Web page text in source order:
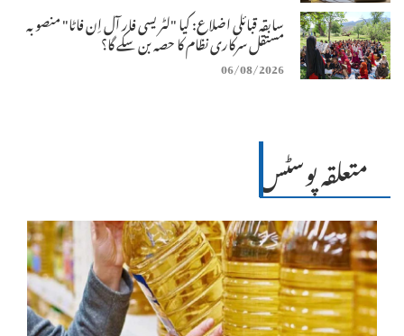
سابقہ قبائلی اضلاع: کیا "لٹریسی فار آل اِن فاٹا" منصوبہ
مستقل سرکاری نظام کا حصہ بن سکے گا؟
06/08/2026
متعلقہ پوسٹس